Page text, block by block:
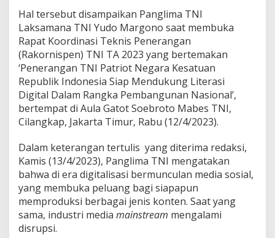
a
T
N
I
!
Hal tersebut disampaikan Panglima TNI
Laksamana TNI Yudo Margono saat membuka
Rapat Koordinasi Teknis Penerangan
(Rakornispen) TNI TA 2023 yang bertemakan
‘Penerangan TNI Patriot Negara Kesatuan
Republik Indonesia Siap Mendukung Literasi
Digital Dalam Rangka Pembangunan Nasional’,
bertempat di Aula Gatot Soebroto Mabes TNI,
Cilangkap, Jakarta Timur, Rabu (12/4/2023).
Dalam keterangan tertulis yang diterima redaksi,
Kamis (13/4/2023), Panglima TNI mengatakan
bahwa di era digitalisasi bermunculan media sosial,
yang membuka peluang bagi siapapun
memproduksi berbagai jenis konten. Saat yang
sama, industri media mainstream mengalami
disrupsi.